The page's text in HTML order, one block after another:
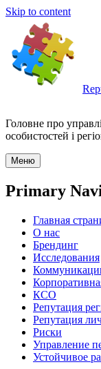
Skip to content
Головне про
особистостей і
Меню
Primary
Главная
О нас
Брендинг
Исследования
КСО
Репутация
Репутация
Риски
Управление
Устойчивое